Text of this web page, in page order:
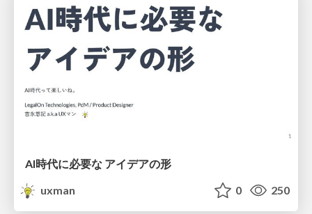
AI時代に必要な アイデアの形
uxman
0 250